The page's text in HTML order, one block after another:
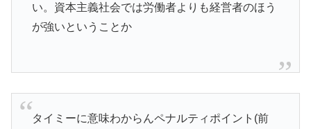
い。資本主義社会では労働者よりも経営者のほう
が強いということか
タイミーに意味わからんペナルティポイント(前